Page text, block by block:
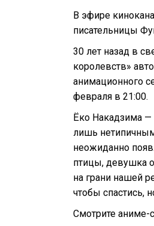
В эфире
писательницы
30 лет назад в
королевств»
анимационного
февраля в 21:00.
Ёко Накадзима —
лишь
неожиданно
птицы, девушка
на грани нашей
чтобы спастись,
Смотрите аниме-